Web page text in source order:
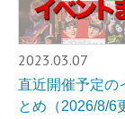
2023.03.07
直近開催予定の
とめ（2026/8/6